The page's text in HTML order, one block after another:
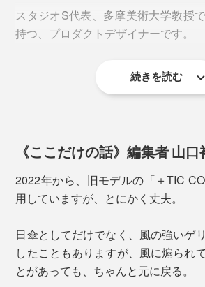
濡れた傘は、カバーに収納してバッ
を濡らすことも、まわりの人に当た
『+TIC HYBRID』はすべてのパー
ク。金属を使用していないので、サ
ちします
スタジオS代表、多摩美術大学教授
持つ、プロダクトデザイナーです。
本品も、2021年にグッドデザイン賞
配慮した素材使い、「使い捨て意識
コンセプトが評価されました。
年間約6000万本が消費され、その多
ックなど複数の素材が使われ、ゴミ
という問題。壊れやすい、持ち歩き
ス。
続きを読む
《ここだけの話》編集者 山口
2022年から、旧モデルの「＋TIC
用していますが、とにかく丈夫。
日傘としてだけでなく、風の強いゲ
したこともありますが、風に煽られ
とがあっても、ちゃんと元に戻る。